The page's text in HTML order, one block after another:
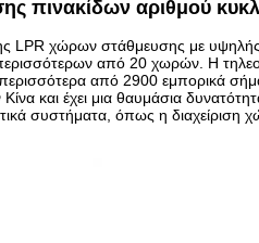
πινακίδων αριθμού
LPR χώρων στάθμευσης με
περισσότερων από 20 χωρών. Η
περισσότερα από 2900 εμπορικά
και έχει μια θαυμάσια
συστήματα, όπως η